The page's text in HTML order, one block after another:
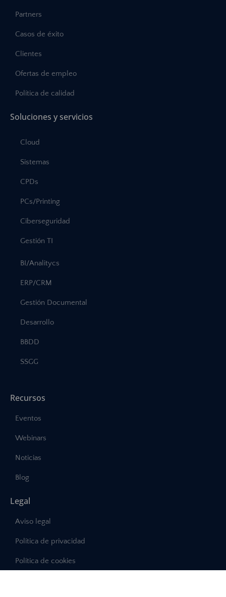
Partners
Casos de éxito
Clientes
Ofertas de empleo
Política de calidad
Soluciones y servicios
Cloud
Sistemas
CPDs
PCs/Printing
Ciberseguridad
Gestión TI
BI/Analitycs
ERP/CRM
Gestión Documental
Desarrollo
BBDD
SSGG
Recursos
Eventos
Webinars
Noticias
Blog
Legal
Aviso legal
Política de privacidad
Política de cookies